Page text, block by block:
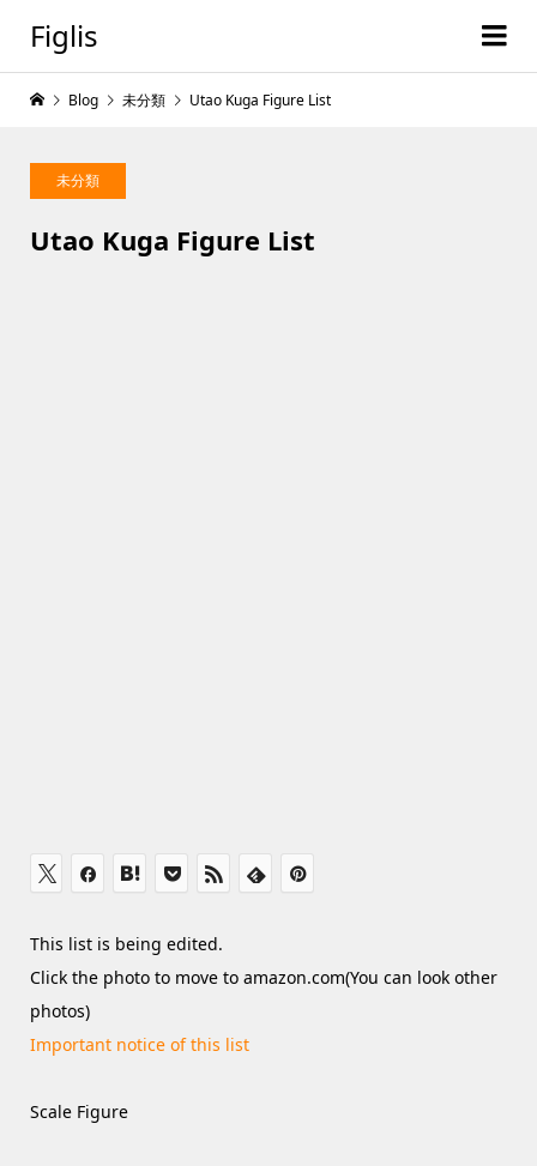
Figlis
未分類
Utao Kuga Figure List
Blog 未分類 Utao Kuga Figure List
This list is being edited.
Click the photo to move to amazon.com(You can look other
photos)
Important notice of this list
Scale Figure